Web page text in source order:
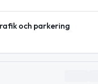
och parkering